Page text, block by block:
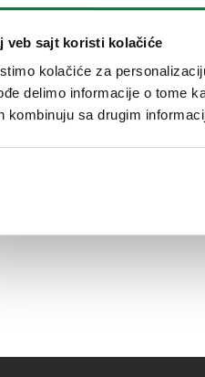
veb sajt koristi kolačiće
kolačiće za
delimo informacije o tome
kombinuju sa drugim
jedinica za
DN 32.